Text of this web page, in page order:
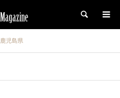
検索
鹿児島県